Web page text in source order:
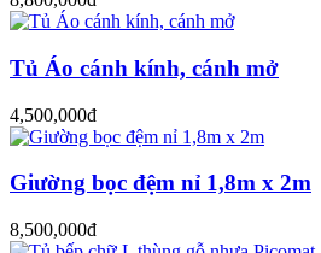
Tủ Áo cánh kính, cánh mở
4,500,000đ
Giường bọc đệm nỉ 1,8m x 2m
8,500,000đ